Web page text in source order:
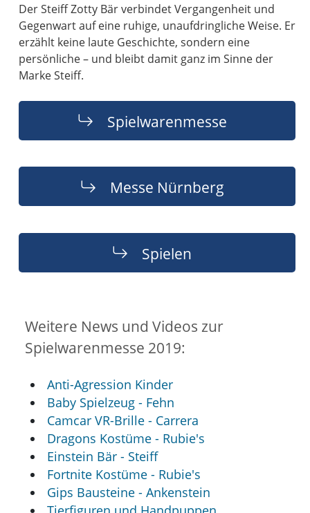
Der Steiff Zotty Bär verbindet Vergangenheit und
Gegenwart auf eine ruhige, unaufdringliche Weise. Er
erzählt keine laute Geschichte, sondern eine
persönliche – und bleibt damit ganz im Sinne der
Marke Steiff.
Spielwarenmesse
Messe Nürnberg
Spielen
Weitere News und Videos zur
Spielwarenmesse 2019:
Anti-Agression Kinder
Baby Spielzeug - Fehn
Camcar VR-Brille - Carrera
Dragons Kostüme - Rubie's
Einstein Bär - Steiff
Fortnite Kostüme - Rubie's
Gips Bausteine - Ankenstein